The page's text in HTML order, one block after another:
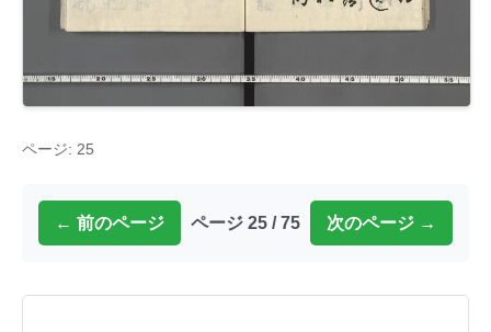
ページ: 25
← 前のページ ページ 25 / 75 次のページ →